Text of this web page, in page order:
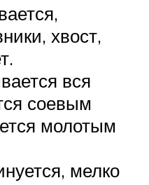
хвост,
вся
соевым
молотым
мелко